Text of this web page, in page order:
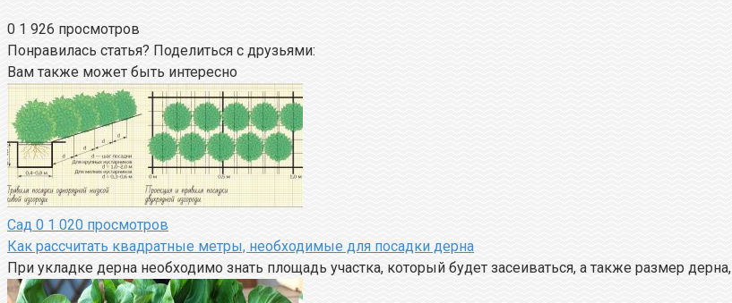
0 1 926 просмотров
Понравилась статья? Поделиться с друзьями:
Вам также может быть интересно
Сад 0 1 020 просмотров
Как рассчитать квадратные метры, необходимые для посадки дерна
При укладке дерна необходимо знать площадь участка, который будет засеиваться, а также размер дерна,